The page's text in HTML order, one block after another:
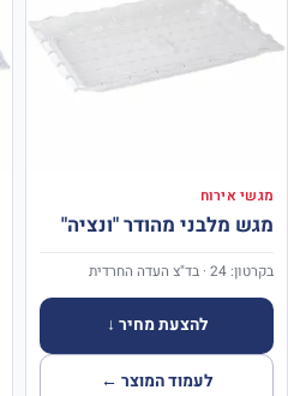
מגשי אירוח
מגש מלבני מהודר "ונציה"
בקרטון: 24 · בד"צ העדה החרדית
להצעת מחיר ↓
לעמוד המוצר ←